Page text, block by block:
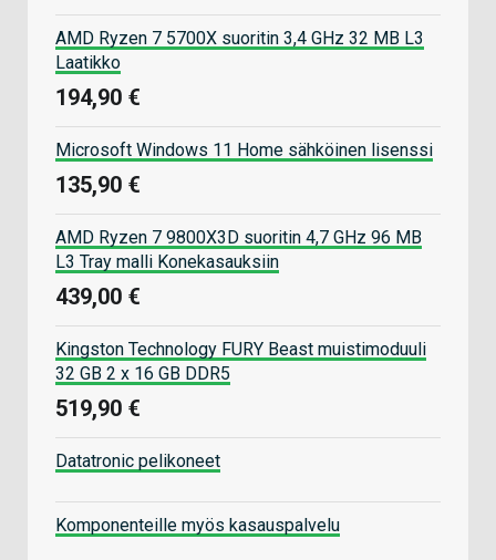
AMD Ryzen 7 5700X suoritin 3,4 GHz 32 MB L3
Laatikko
194,90 €
Microsoft Windows 11 Home sähköinen lisenssi
135,90 €
AMD Ryzen 7 9800X3D suoritin 4,7 GHz 96 MB
L3 Tray malli Konekasauksiin
439,00 €
Kingston Technology FURY Beast muistimoduuli
32 GB 2 x 16 GB DDR5
519,90 €
Datatronic pelikoneet
Komponenteille myös kasauspalvelu